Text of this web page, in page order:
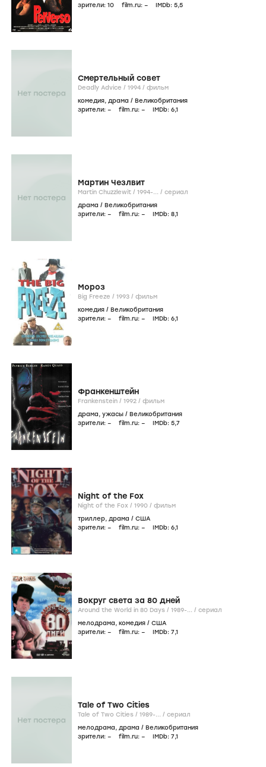
зрители: 10 film.ru: – IMDb: 5,5
Смертельный совет
Deadly Advice / 1994 / фильм
комедия, драма / Великобритания
зрители: – film.ru: – IMDb: 6,1
Мартин Чезлвит
Martin Chuzzlewit / 1994-... / сериал
драма / Великобритания
зрители: – film.ru: – IMDb: 8,1
Мороз
Big Freeze / 1993 / фильм
комедия / Великобритания
зрители: – film.ru: – IMDb: 6,1
Франкенштейн
Frankenstein / 1992 / фильм
драма, ужасы / Великобритания
зрители: – film.ru: – IMDb: 5,7
Night of the Fox
Night of the Fox / 1990 / фильм
триллер, драма / США
зрители: – film.ru: – IMDb: 6,1
Вокруг света за 80 дней
Around the World in 80 Days / 1989-... / сериал
мелодрама, комедия / США
зрители: – film.ru: – IMDb: 7,1
Tale of Two Cities
Tale of Two Cities / 1989-... / сериал
мелодрама, драма / Великобритания
зрители: – film.ru: – IMDb: 7,1